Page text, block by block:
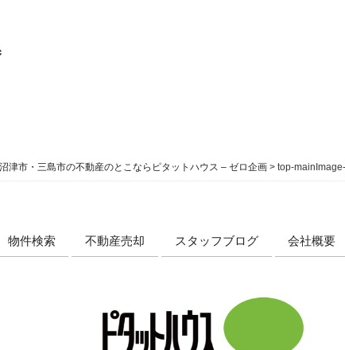
沼津市・三島市の不動産のとこならピタットハウス – ゼロ企画> top-
物件検索 不動産売却 スタッフブログ 会社概要